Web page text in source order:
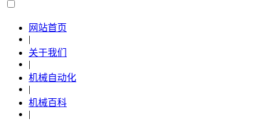
网站首页
|
关于我们
|
机械自动化
|
机械百科
|